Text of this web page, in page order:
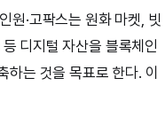
원·고팍스는 원화 마켓, 빗
디지털 자산을 블록체인
하는 것을 목표로 한다. 이